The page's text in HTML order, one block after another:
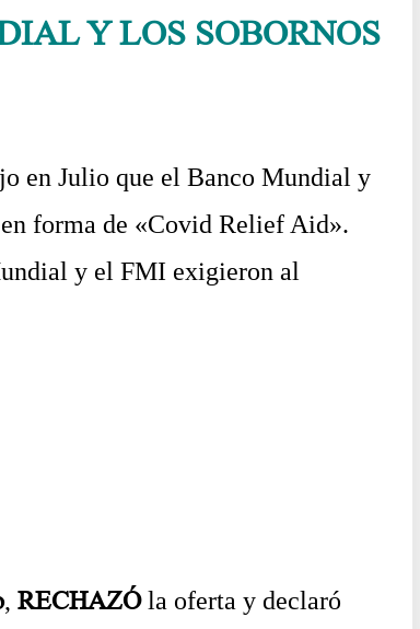
Y LOS SOBORNOS
en Julio que el Banco Mundial y
forma de «Covid Relief Aid».
y el FMI exigieron al
, RECHAZÓla oferta y declaró